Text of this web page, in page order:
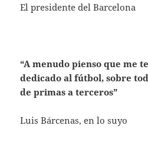
El presidente del Barcelona
“A menudo pienso que me
dedicado al fútbol, sobre
de primas a terceros”
Luis Bárcenas, en lo suyo